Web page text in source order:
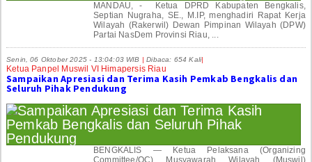
MANDAU, - Ketua DPRD Kabupaten Bengkalis,
Septian Nugraha, SE., M.IP, menghadiri Rapat Kerja
Wilayah (Rakerwil) Dewan Pimpinan Wilayah (DPW)
Partai NasDem Provinsi Riau, ...
Senin, 06 Oktober 2025 - 13:04:03 WIB | Dibaca: 654 Kali|
Ketua Panpel Muswil VI Himapersis Riau
Sampaikan Apresiasi dan Terima Kasih Pemkab Bengkalis dan
Seluruh Pihak Pendukung
BENGKALIS — Ketua Pelaksana (Organizing
Committee/OC) Musyawarah Wilayah (Muswil)